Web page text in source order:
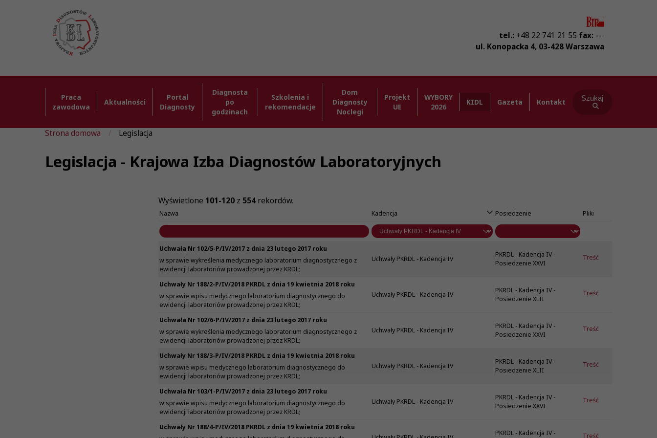
tel.: +48 22 741 21 55 fax: ---
ul. Konopacka 4, 03-428Warszawa
Praca
zawodowa
Aktualności
Portal
Diagnosty
Diagnosta
po
godzinach
Szkolenia i
rekomendacje
Dom
Diagnosty
Noclegi
Projekt
UE
WYBORY
2026
KIDL Gazeta Kontakt Szukaj
Strona domowa Legislacja
Legislacja - Krajowa Izba Diagnostów Laboratoryjnych
Wyświetlone 101-120z 554rekordów.
Nazwa Kadencja Posiedzenie Pliki
Uchwała Nr 102/5-P/IV/2017 z dnia 23 lutego 2017 roku
w sprawie wykreślenia medycznego laboratorium diagnostycznego z
ewidencji laboratoriów prowadzonej przez KRDL;
Uchwały PKRDL - Kadencja IV
PKRDL - Kadencja IV -
Posiedzenie XXVI
Treść
Uchwały Nr 188/2-P/IV/2018 PKRDL z dnia 19 kwietnia 2018 roku
w sprawie wpisu medycznego laboratorium diagnostycznego do
ewidencji laboratoriów prowadzonej przez KRDL;
Uchwały PKRDL - Kadencja IV
PKRDL - Kadencja IV -
Posiedzenie XLII
Treść
Uchwała Nr 102/6-P/IV/2017 z dnia 23 lutego 2017 roku
w sprawie wykreślenia medycznego laboratorium diagnostycznego z
ewidencji laboratoriów prowadzonej przez KRDL;
Uchwały PKRDL - Kadencja IV
PKRDL - Kadencja IV -
Posiedzenie XXVI
Treść
Uchwały Nr 188/3-P/IV/2018 PKRDL z dnia 19 kwietnia 2018 roku
w sprawie wpisu medycznego laboratorium diagnostycznego do
ewidencji laboratoriów prowadzonej przez KRDL;
Uchwały PKRDL - Kadencja IV
PKRDL - Kadencja IV -
Posiedzenie XLII
Treść
Uchwała Nr 103/1-P/IV/2017 z dnia 23 lutego 2017 roku
w sprawie wpisu medycznego laboratorium diagnostycznego do
ewidencji laboratoriów prowadzonej przez KRDL;
Uchwały PKRDL - Kadencja IV
PKRDL - Kadencja IV -
Posiedzenie XXVI
Treść
Uchwały Nr 188/4-P/IV/2018 PKRDL z dnia 19 kwietnia 2018 roku
PKRDL - Kadencja IV -
Treść